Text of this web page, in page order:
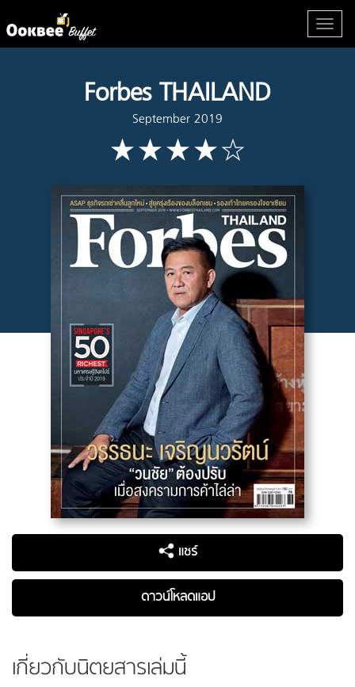
Forbes THAILAND
September 2019
แชร์
ดาวน์โหลดแอป
เกี่ยวกับนิตยสารเล่มนี้